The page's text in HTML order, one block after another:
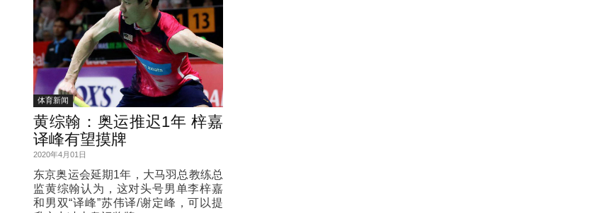
体育新闻
黄综翰：奥运推迟1年 梓嘉
译峰有望摸牌
2020年4月01日
东京奥运会延期1年，大马羽总教练总
监黄综翰认为，这对头号男单李梓嘉
和男双“译峰”苏伟译/谢定峰，可以提